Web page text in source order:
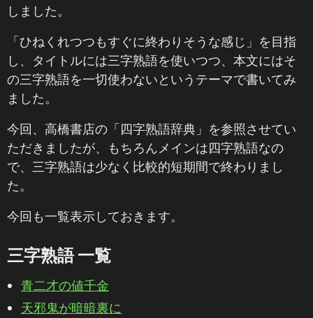
しました。
「ひねくれつつもすぐに終わりそうな感じ」を目指
し、タイトルには三字熟語を使いつつ、本文にはそ
の三字熟語を一切使わないというテーマで書いてみ
ました。
今回、高橋書店の「四字熟語辞典」を参照させてい
ただきましたが、もちろんメインは四字熟語なの
で、三字熟語は少なく比較的短期間で終わりまし
た。
今回も一覧表示しておきます。
三字熟語 一覧
青二才の値千金
天邪鬼が暗暗裏に